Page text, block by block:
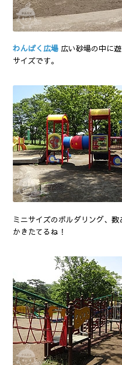
わんぱく広場 広い砂場の中に
サイズです。
ミニサイズのボルダリング、
かきたてるね！